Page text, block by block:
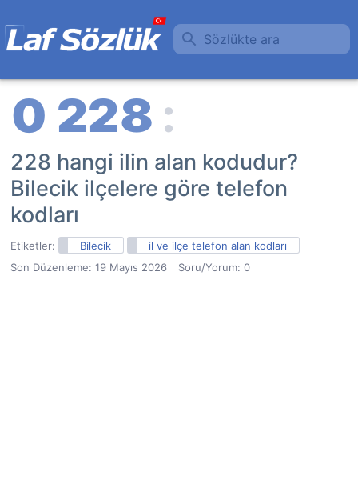
Sözlükte ara
228 hangi ilin alan kodudur?
Bilecik ilçelere göre telefon
kodları
Etiketler: Bilecik
il ve ilçe telefon alan kodları
Son Düzenleme: 19 Mayıs 2026 Soru/Yorum: 0